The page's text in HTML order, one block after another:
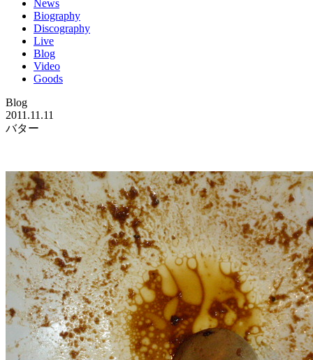
News
Biography
Discography
Live
Blog
Video
Goods
Blog
2011.11.11
バター